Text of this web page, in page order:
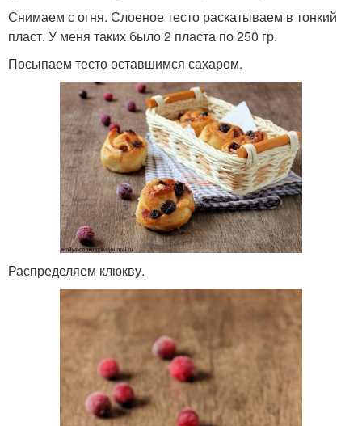
Снимаем с огня. Слоеное тесто раскатываем в тонкий
пласт. У меня таких было 2 пласта по 250 гр.
Посыпаем тесто оставшимся сахаром.
Распределяем клюкву.